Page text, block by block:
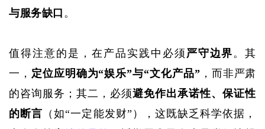
与服务缺口 。
值得注意的是，在产品实践中必须 严守边界。其
一， 定位应明确为“娱乐”与“文化产品” ，而非严肃
的咨询服务；其二，必须避免作出承诺性、保证性
的断言 （如“一定能发财”），这既缺乏科学依据，